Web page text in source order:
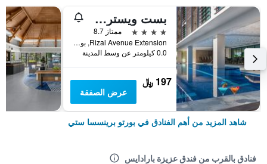
بست ويسترن بلس ذا أيفي وول هوتل - بالاوان
4 نجوم
ممتاز 8.7
Rizal Avenue Extension, بورتو برينسسا ستي, الفلبين
0.0 كيلومتر عن وسط المدينة
197 ﷼
عرض الصفقة
شاهد المزيد من أهم الفنادق في بورتو برينسسا ستي
فنادق بالقرب من فندق عزيزة بارادايس